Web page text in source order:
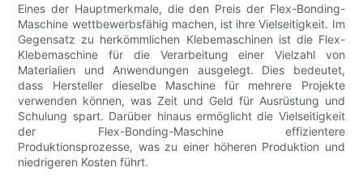
Eines der Hauptmerkmale, die den Preis der Flex-Bonding-
Maschine wettbewerbsfähig machen, ist ihre Vielseitigkeit. Im
Gegensatz zu herkömmlichen Klebemaschinen ist die Flex-
Klebemaschine für die Verarbeitung einer Vielzahl von
Materialien und Anwendungen ausgelegt. Dies bedeutet,
dass Hersteller dieselbe Maschine für mehrere Projekte
verwenden können, was Zeit und Geld für Ausrüstung und
Schulung spart. Darüber hinaus ermöglicht die Vielseitigkeit
der Flex-Bonding-Maschine effizientere
Produktionsprozesse, was zu einer höheren Produktion und
niedrigeren Kosten führt.